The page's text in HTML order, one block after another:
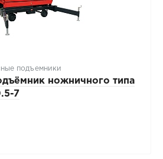
подъемники
ножничного типа
7